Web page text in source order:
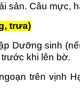
sản. Câu mực,
trưa)
Dưỡng sinh
khi lên bờ.
trên vịnh